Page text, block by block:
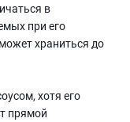
в
при его
храниться до
хотя его
прямой